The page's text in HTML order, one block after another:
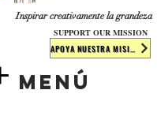
​​​Inspirar creativamente la grandeza
Menú
SUPPORT OUR MISSION